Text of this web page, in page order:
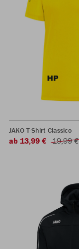
JAKO T-Shirt Classico
ab 13,99 € 19,99 €